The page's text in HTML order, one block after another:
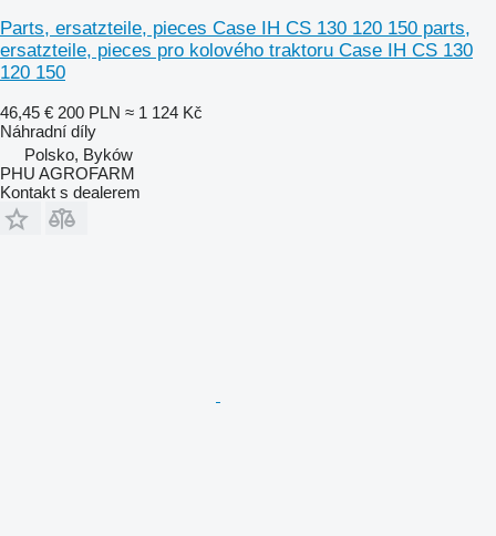
Parts, ersatzteile, pieces Case IH CS 130 120 150 parts,
ersatzteile, pieces pro kolového traktoru Case IH CS 130
120 150
46,45 € 200 PLN ≈ 1 124 Kč
Náhradní díly
Polsko, Byków
PHU AGROFARM
Kontakt s dealerem